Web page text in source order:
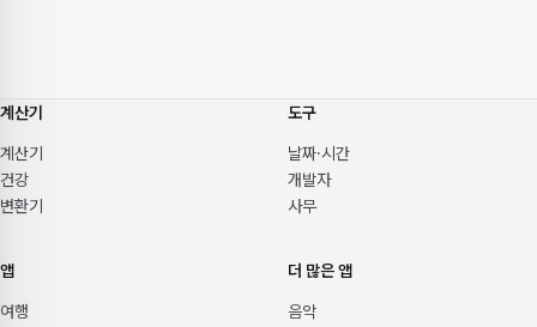
계산기
계산기
건강
변환기
도구
날짜·시간
개발자
사무
앱
여행
더 많은 앱
음악